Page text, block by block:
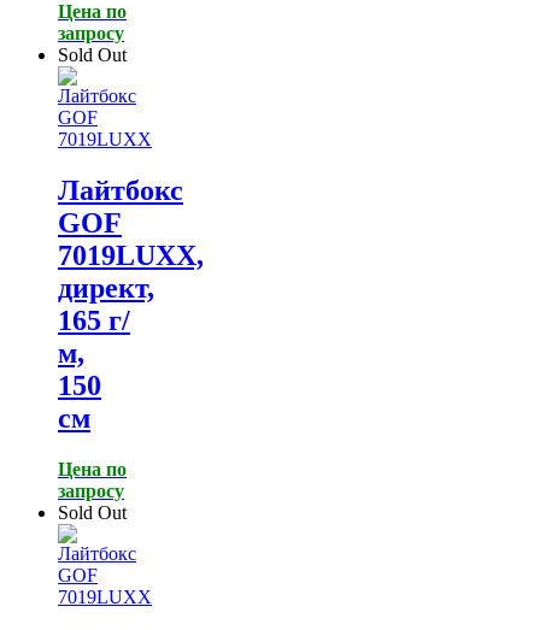
Цена по
запросу
Sold Out
Лайтбокс
GOF
7019LUXX,
директ,
165 г/
м,
150
см
Цена по
запросу
Sold Out